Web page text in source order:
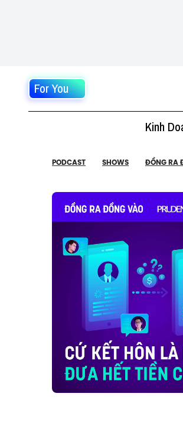
For You
Kinh
PODCAST SHOWS ĐỒNG RA